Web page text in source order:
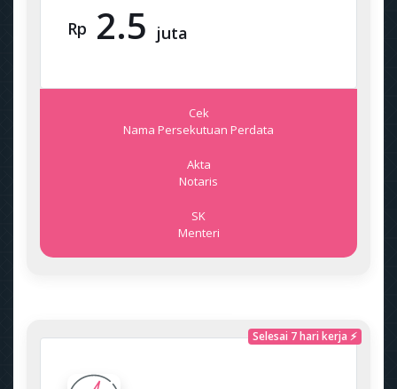
Rp 2.5 juta
Cek
Nama Persekutuan Perdata
Akta
Notaris
SK
Menteri
Selesai 7 hari kerja ⚡